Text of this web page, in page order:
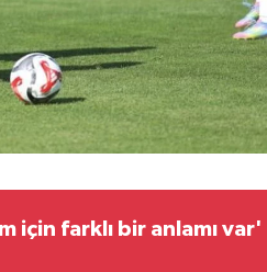
için farklı bir anlamı var'